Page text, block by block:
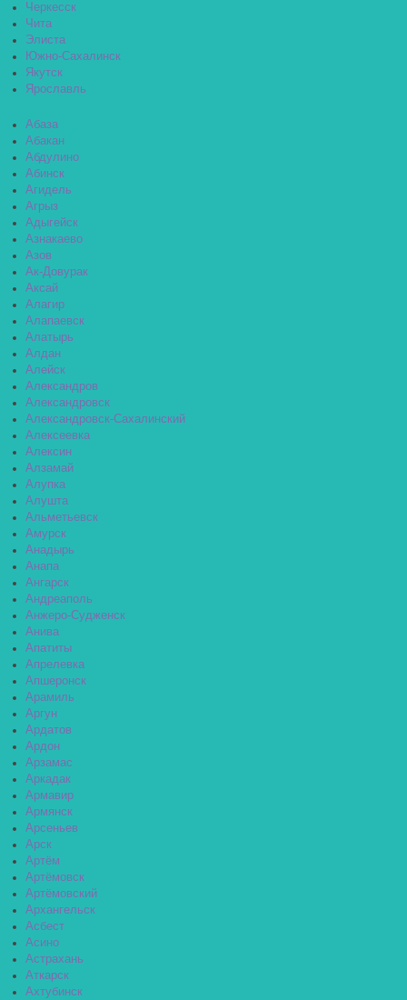
Черкесск
Чита
Элиста
Южно-Сахалинск
Якутск
Ярославль
Абаза
Абакан
Абдулино
Абинск
Агидель
Агрыз
Адыгейск
Азнакаево
Азов
Ак-Довурак
Аксай
Алагир
Алапаевск
Алатырь
Алдан
Алейск
Александров
Александровск
Александровск-Сахалинский
Алексеевка
Алексин
Алзамай
Алупка
Алушта
Альметьевск
Амурск
Анадырь
Анапа
Ангарск
Андреаполь
Анжеро-Судженск
Анива
Апатиты
Апрелевка
Апшеронск
Арамиль
Аргун
Ардатов
Ардон
Арзамас
Аркадак
Армавир
Армянск
Арсеньев
Арск
Артём
Артёмовск
Артёмовский
Архангельск
Асбест
Асино
Астрахань
Аткарск
Ахтубинск